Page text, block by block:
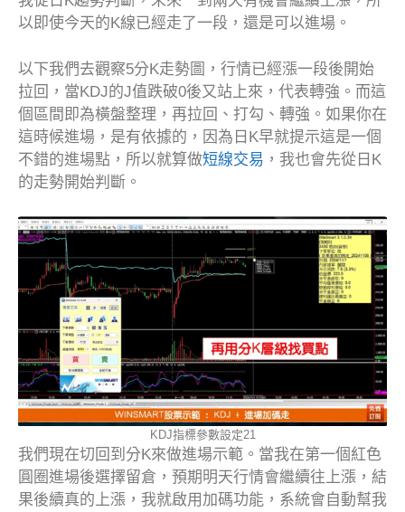
以即使今天的K線已經走了一段，還是可以進場。
以下我們去觀察5分K走勢圖，行情已經漲一段後開始
拉回，當KDJ的J值跌破0後又站上來，代表轉強。而這
個區間即為橫盤整理，再拉回、打勾、轉強。如果你在
這時候進場，是有依據的，因為日K早就提示這是一個
不錯的進場點，所以就算做短線交易 ，我也會先從日K
的走勢開始判斷。
KDJ指標參數設定21
我們現在切回到分K來做進場示範。當我在第一個紅色
圓圈進場後選擇留倉，預期明天行情會繼續往上漲，結
果後續真的上漲，我就啟用加碼功能，系統會自動幫我